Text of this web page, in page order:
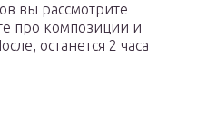
вы рассмотрите
про композиции и
останется 2 часа